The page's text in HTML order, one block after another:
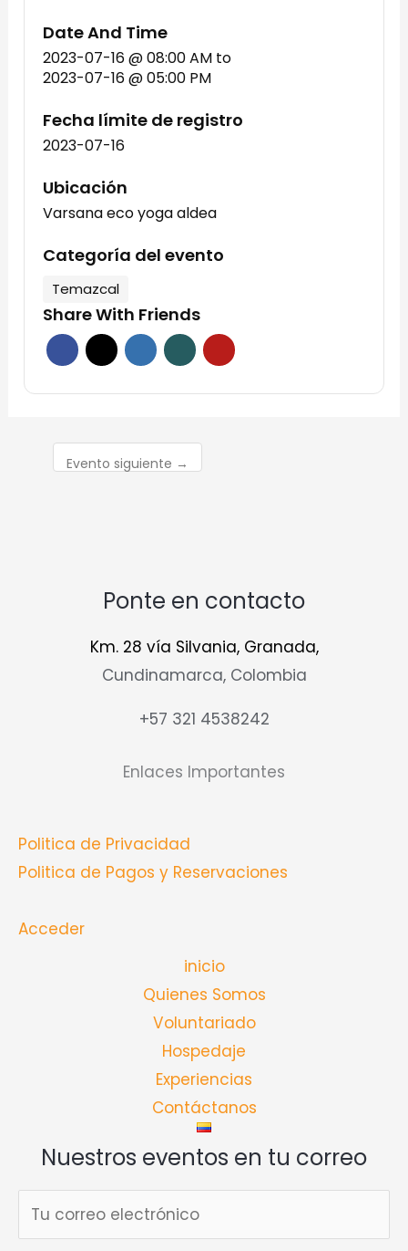
Date And Time
2023-07-16 @ 08:00 AM to
2023-07-16 @ 05:00 PM
Fecha límite de registro
2023-07-16
Ubicación
Varsana eco yoga aldea
Categoría del evento
Temazcal
Share With Friends
Evento siguiente →
Ponte en contacto
Km. 28 vía Silvania, Granada,
Cundinamarca, Colombia
+57 321 4538242
Enlaces Importantes
Politica de Privacidad
Politica de Pagos y Reservaciones
Acceder
inicio
Quienes Somos
Voluntariado
Hospedaje
Experiencias
Contáctanos
Nuestros eventos en tu correo